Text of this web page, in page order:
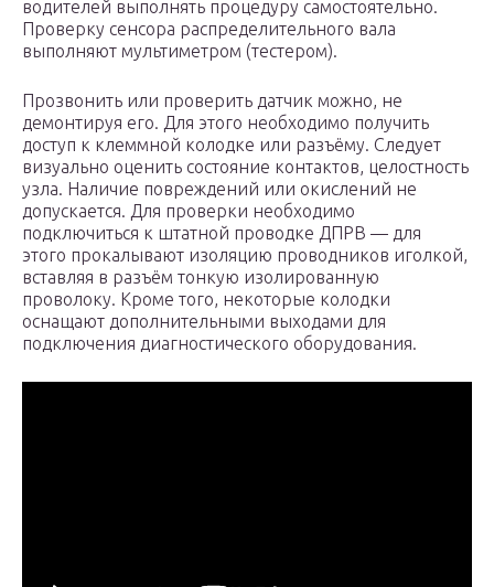
водителей выполнять процедуру самостоятельно.
Проверку сенсора распределительного вала
выполняют мультиметром (тестером).
Прозвонить или проверить датчик можно, не
демонтируя его. Для этого необходимо получить
доступ к клеммной колодке или разъёму. Следует
визуально оценить состояние контактов, целостность
узла. Наличие повреждений или окислений не
допускается. Для проверки необходимо
подключиться к штатной проводке ДПРВ — для
этого прокалывают изоляцию проводников иголкой,
вставляя в разъём тонкую изолированную
проволоку. Кроме того, некоторые колодки
оснащают дополнительными выходами для
подключения диагностического оборудования.